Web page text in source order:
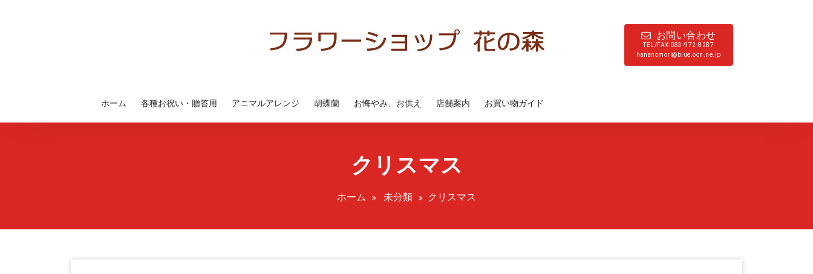
ッ
お問い合わせ
TEL/FAX:083-972-8287
hananomori@blue.ocn.ne.jp
ホーム 各種お祝い・贈答用 アニマルアレンジ 胡蝶蘭 お悔やみ、お供え 店舗案内 お買い物ガイド
クリスマス
ホーム 未分類 クリスマス